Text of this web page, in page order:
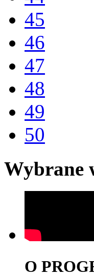
45
46
47
48
49
50
Wybrane
O